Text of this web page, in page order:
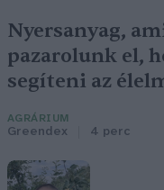
Nyersanyag,
pazarolunk el,
segíteni az
AGRÁRIUM
Greendex 4 perc